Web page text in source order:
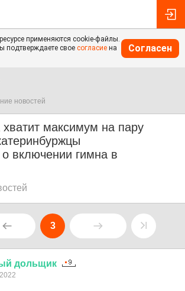
применяются cookie-файлы.
подтверждаете свое согласие на
Согласен
новостей
хватит максимум на пару
о включении гимна в
3
дольщик